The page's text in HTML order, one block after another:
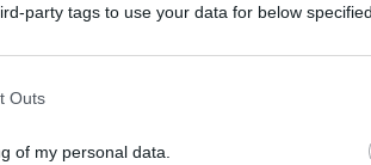
party tags to use your data for below
Outs
of my personal data.